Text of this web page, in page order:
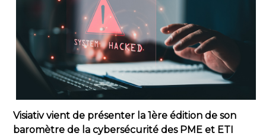
Visiativ vient de présenter la 1ère édition de son
baromètre de la cybersécurité des PME et ETI